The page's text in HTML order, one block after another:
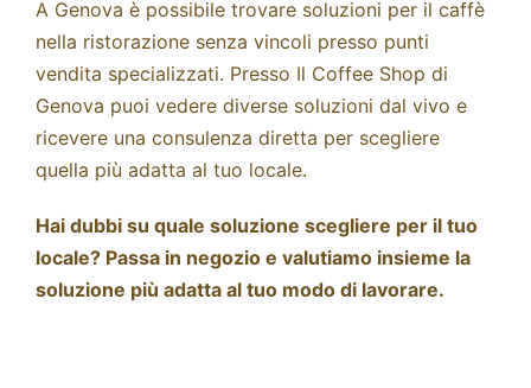
A Genova è possibile trovare soluzioni per il caffè
nella ristorazione senza vincoli presso punti
vendita specializzati. Presso Il Coffee Shop di
Genova puoi vedere diverse soluzioni dal vivo e
ricevere una consulenza diretta per scegliere
quella più adatta al tuo locale.
Hai dubbi su quale soluzione scegliere per il tuo
locale? Passa in negozio e valutiamo insieme la
soluzione più adatta al tuo modo di lavorare.